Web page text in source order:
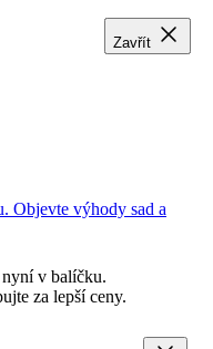
Objevte výhody sad a
v balíčku.
za lepší ceny.
Zavřít
Zavřít
Zavřít